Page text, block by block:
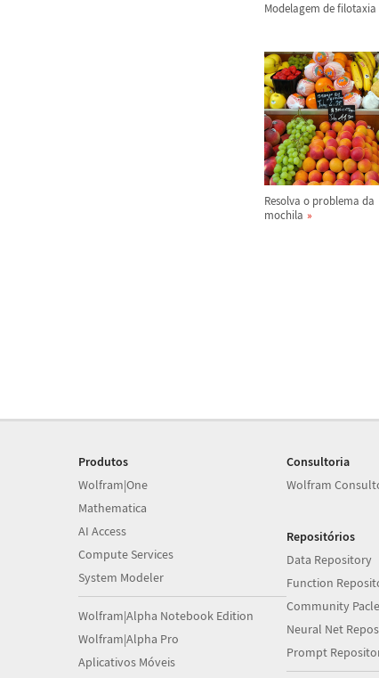
Modelagem de filotaxia
Resolva o problema da
mochila
Produtos
Wolfram|One
Mathematica
AI Access
Compute Services
System Modeler
Wolfram|Alpha Notebook Edition
Wolfram|Alpha Pro
Aplicativos Móveis
Consultoria
Wolfram
Repositórios
Data Repository
Function
Community
Neural Net
Prompt